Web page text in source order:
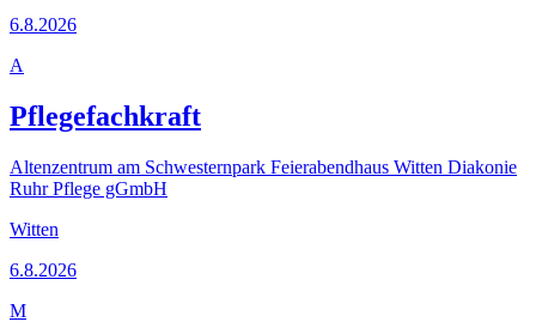
6.8.2026
A
Pflegefachkraft
Altenzentrum am Schwesternpark Feierabendhaus Witten Diakonie
Ruhr Pflege gGmbH
Witten
6.8.2026
M